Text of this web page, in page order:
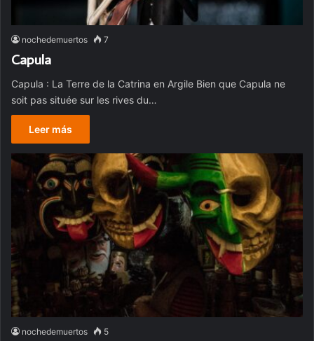
nochedemuertos 7
Capula
Capula : La Terre de la Catrina en Argile Bien que Capula ne
soit pas située sur les rives du…
Leer más
nochedemuertos 5